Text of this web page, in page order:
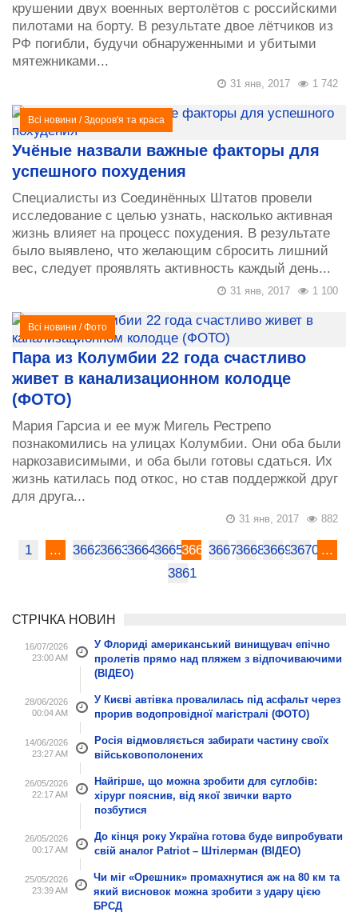
крушении двух военных вертолётов с российскими
пилотами на борту. В результате двое лётчиков из
РФ погибли, будучи обнаруженными и убитыми
мятежниками...
1 742
31 янв, 2017
Всі новини /Здоров'я та краса
Учёные назвали важные факторы для
успешного похудения
Специалисты из Соединённых Штатов провели
исследование с целью узнать, насколько активная
жизнь влияет на процесс похудения. В результате
было выявлено, что желающим сбросить лишний
вес, следует проявлять активность каждый день...
1 100
31 янв, 2017
Всі новини /Фото
Пара из Колумбии 22 года счастливо
живет в канализационном колодце
(ФОТО)
Мария Гарсиа и ее муж Мигель Рестрепо
познакомились на улицах Колумбии. Они оба были
наркозависимыми, и оба были готовы сдаться. Их
жизнь катилась под откос, но став поддержкой друг
для друга...
882
31 янв, 2017
1 ... 366236633664366536663667366836693670 ...
3861
СТРІЧКА НОВИН
16/07/2026
23:00 AM
У Флориді американський винищувач епічно
пролетів прямо над пляжем з відпочиваючими
(ВІДЕО)
28/06/2026
00:04 AM
У Києві автівка провалилась під асфальт через
прорив водопровідної магістралі (ФОТО)
14/06/2026
23:27 AM
Росія відмовляється забирати частину своїх
військовополонених
26/05/2026
22:17 AM
Найгірше, що можна зробити для суглобів:
хірург пояснив, від якої звички варто
позбутися
26/05/2026
00:17 AM
До кінця року Україна готова буде випробувати
свій аналог Patriot – Штілерман (ВІДЕО)
25/05/2026
23:39 AM
Чи міг «Орешник» промахнутися аж на 80 км та
який висновок можна зробити з удару цією
БРСД